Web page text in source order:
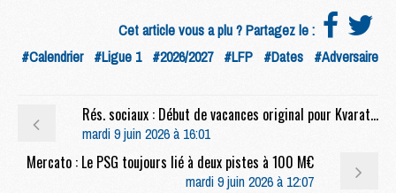
Cet article vous a plu ? Partagez le :
#Calendrier #Ligue 1 #2026/2027 #LFP #Dates #Adversaire
Rés. sociaux : Début de vacances original pour Kvaratskhelia
mardi 9 juin 2026 à 16:01
Mercato : Le PSG toujours lié à deux pistes à 100 M€
mardi 9 juin 2026 à 12:07